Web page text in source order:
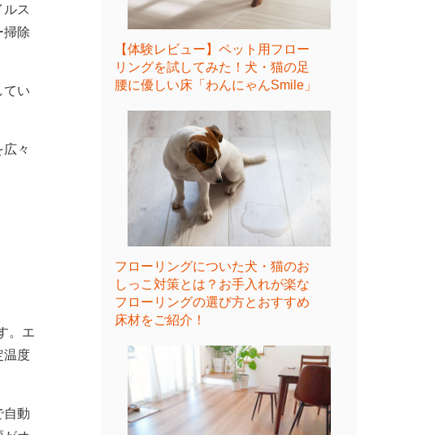
ス
掃除
てい
々
。エ
温度
自動
【体験レビュー】ペット用フロー
リングを試してみた！犬・猫の足
腰に優しい床「わんにゃんSmile」
フローリングについた犬・猫のお
しっこ対策とは？お手入れが楽な
フローリングの選び方とおすすめ
床材をご紹介！